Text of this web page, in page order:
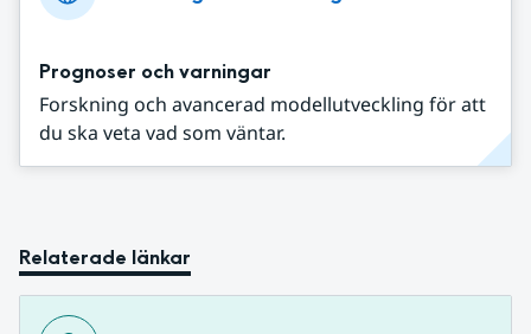
Prognoser och varningar
Forskning och avancerad modellutveckling för att
du ska veta vad som väntar.
Relaterade länkar